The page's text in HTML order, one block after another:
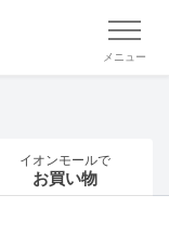
メニュー
イオンモールで
お買い物